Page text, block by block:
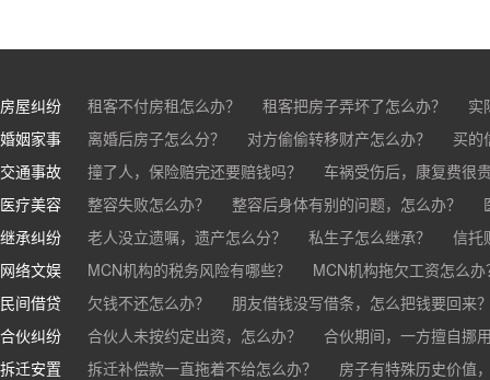
房屋纠纷 租客不付房租怎么办？ 租客把房子弄坏了怎么办？
实
房东不退押金怎么办？
买房的定金能退吗？ 买的房子
婚姻家事 离婚后房子怎么分？ 对方偷偷转移财产怎么办？
买的
离婚了公司股权怎么处理？
离婚后财产怎么分？
交通事故 撞了人，保险赔完还要赔钱吗？
车祸受伤后，康复费很
交通事故中，医保和对方赔偿能同时拿吗？
车祸导致人
医疗美容 整容失败怎么办？ 整容后身体有别的问题，怎么办？
医美机构宣传的与实际结果不符怎么办？
医疗事故怎么
医疗器械出问题，怎么办？
继承纠纷 老人没立遗嘱，遗产怎么分？ 私生子怎么继承？
信托
基金怎么继承？
股票怎么继承？
网络文娱 MCN机构的税务风险有哪些？
MCN机构拖欠工资怎么办
抖音账号归谁？
民间借贷 欠钱不还怎么办？
朋友借钱没写借条，怎么把钱要回来
帮人担保借款，对方不还，我要承担全部责任吗？
合伙纠纷 合伙人未按约定出资，怎么办？
合伙期间，一方擅自挪
和合伙人有矛盾，怎么办？
拆迁安置 拆迁补偿款一直拖着不给怎么办？
房子有特殊历史价值